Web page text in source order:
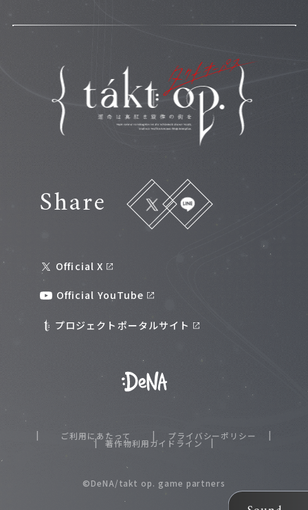
Share
Official X
Official YouTube
プロジェクトポータルサイト
ご利用にあたって プライバシーポリシー
著作物利用ガイドライン
©DeNA/takt op. game partners